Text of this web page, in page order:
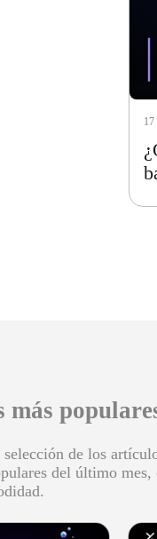
más
de los
del último mes,